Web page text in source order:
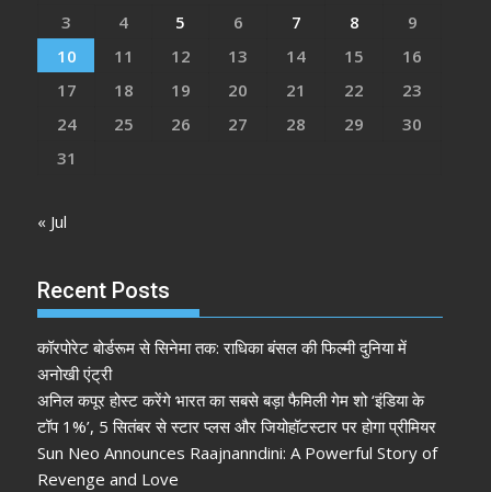
3
4 5 6 7 8
9
10
11 12 13 14 15
16
17
18 19 20 21 22
23
24
25 26 27 28 29
30
31
« Jul
Recent Posts
कॉरपोरेट बोर्डरूम से सिनेमा तक: राधिका बंसल की फिल्मी दुनिया में
अनोखी एंट्री
अनिल कपूर होस्ट करेंगे भारत का सबसे बड़ा फैमिली गेम शो ‘इंडिया के
टॉप 1%’, 5 सितंबर से स्टार प्लस और जियोहॉटस्टार पर होगा प्रीमियर
Sun Neo Announces Raajnanndini: A Powerful Story of
Revenge and Love